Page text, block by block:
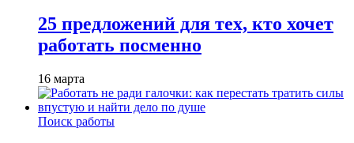
25 предложений для тех, кто хочет
работать посменно
16 марта
Поиск работы